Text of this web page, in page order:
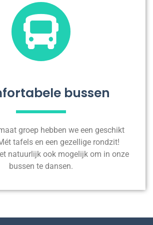
bussen
groep hebben we een geschikt
tafels en een gezellige rondzit!
natuurlijk ook mogelijk om in onze
bussen te dansen.